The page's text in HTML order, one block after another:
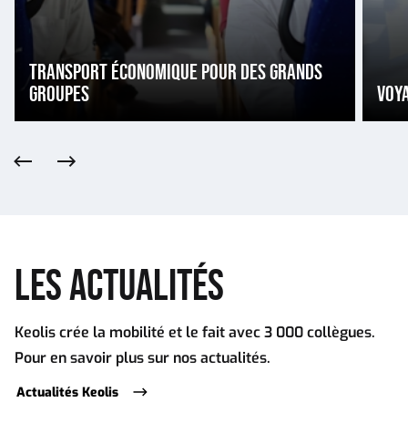
TRANSPORT ÉCONOMIQUE POUR DES GRANDS
GROUPES
PrécédentSuivant
LES ACTUALITÉS
Keolis crée la mobilité et le fait avec 3 000 collègues.
Pour en savoir plus sur nos actualités.
Actualités Keolis